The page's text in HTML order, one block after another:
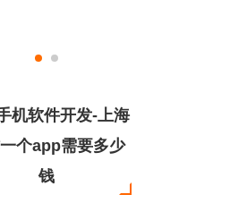
机软件开发-上海
个app需要多少
钱